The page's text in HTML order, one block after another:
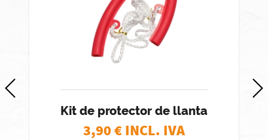
Kit de protector de llanta
3,90€ INCL. IVA